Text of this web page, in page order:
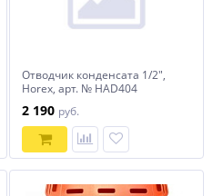
Отводчик конденсата 1/2",
Horex, арт. № HAD404
2 190 руб.